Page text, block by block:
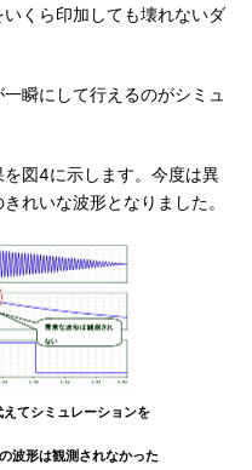
くら印加しても壊れないダ
瞬にして行えるのがシミュ
図4に示します。今度は異
れいな波形となりました。
てシミュレーションを
波形は観測されなかった